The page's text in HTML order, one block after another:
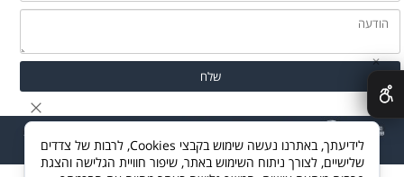
✕
לידיעתך, באתרנו נעשה שימוש בקבצי Cookies, לרבות של צדדים
שלישיים, לצורך ניתוח השימוש באתר, שיפור חוויית הגלישה והצגת